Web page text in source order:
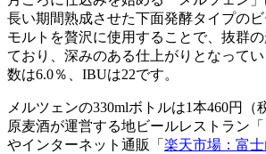
長い期間熟成させた下面発酵タイプの
モルトを贅沢に使用することで、抜群
ており、深みのある仕上がりとなって
数は6.0％、IBUは22です。
メルツェンの330mlボトルは1本460円（
原麦酒が運営する地ビールレストラン
やインターネット通販「 楽天市場：富